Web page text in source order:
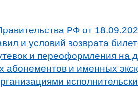
РФ от
и условий возврата
и переоформления на
абонементов и именных